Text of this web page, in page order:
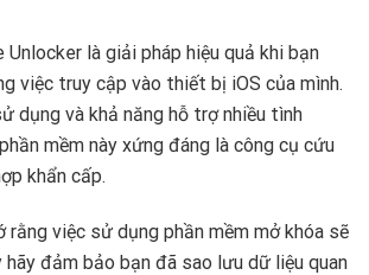
là giải pháp hiệu quả khi bạn
việc truy cập vào thiết bị iOS của mình.
dụng và khả năng hỗ trợ nhiều tình
mềm này xứng đáng là công cụ cứu
khẩn cấp.
rằng việc sử dụng phần mềm mở khóa sẽ
hãy đảm bảo bạn đã sao lưu dữ liệu quan